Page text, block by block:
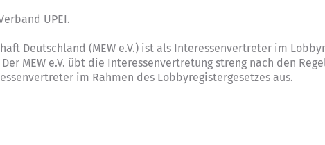
UPEI.
Deutschland (MEW e.V.) ist als Interessenvertreter im
MEW e.V. übt die Interessenvertretung streng nach den
im Rahmen des Lobbyregistergesetzes aus.